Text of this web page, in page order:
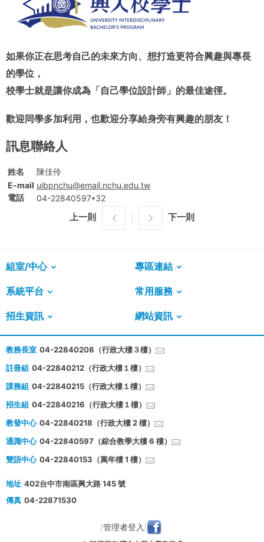
如果你正在思考自己的未來方向、想打造更符合興趣與專長
的學位，
校學士就是讓你成為「自己學位設計師」的最佳途徑。
歡迎同學多加利用，也歡迎分享給身旁有興趣的朋友！
訊息聯絡人
姓名
陳佳伶
E-mail uibpnchu@email.nchu.edu.tw
電話
04-22840597*32
上一則 下一則
組室/中心 專區連結
系統平台 常用服務
招生資訊 網站資訊
教務長室 04-22840208（行政大樓３樓）
註冊組 04-22840212（行政大樓１樓）
課務組 04-22840215（行政大樓１樓）
招生組 04-22840216（行政大樓１樓）
教發中心 04-22840218（行政大樓 2 樓）
通識中心 04-22840597（綜合教學大樓 6 樓）
雙語中心 04-22840153（萬年樓 1 樓）
地址 402台中市南區興大路 145 號
傳真 04-22871530
管理者登入